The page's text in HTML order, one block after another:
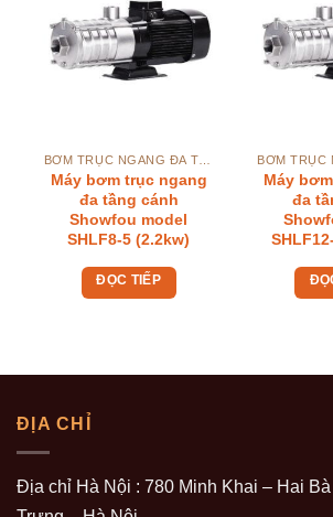
Máy bơm trục ngang
đa tầng cánh
Showfou model
SHLF8-5 (2.2kw)
ĐỌC TIẾP
Máy
đa
ĐỊA CHỈ
Địa chỉ Hà Nội : 780 Minh Khai – Hai Bà